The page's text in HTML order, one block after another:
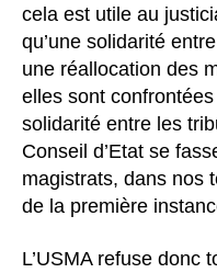
cela est utile au
qu’une solidarité
une réallocation des
elles sont
solidarité entre les
Conseil d’Etat se
magistrats, dans nos
de la première
L’USMA refuse donc